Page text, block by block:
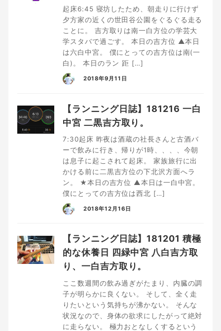
起床6:45 寝坊したため、朝走りに行けず
夕方家の近くの世田谷公園をぐるぐる走る
ことに。 吉方取りは南一白方位の学芸大
学スタバで過ごす。 本日の吉方位 ▲本日
は六白中宮。 僕にとっての吉方位は南(一
白)。 本日のラン 距 […]
2018年9月11日
【ランニング日誌】181216 一白
中宮 二黒吉方取り。
7:30起床 昨夜は酒蔵の社長さんと古酒バ
ーで飲みに行き、帰りが1時、、、、今朝
は息子に起こされて起床。 家族旅行に出
かける前に二黒吉方位の下北沢方面へラ
ン。 ★本日の吉方位 ▲本日は一白中宮。
僕にとっての吉方位は西北 […]
2018年12月16日
【ランニング日誌】181201 積極
的な休養日 四緑中宮 八白吉方取
り、一白吉方取り。
ここ数週間の飲み過ぎがたまり、内臓の調
子が明らかに良くない。 そして、全く走
りたいという気持ちが沸かない。 そんな
状況なので、身体の欲求にしたがって絶対
に走らない。 極力おとなしくするという